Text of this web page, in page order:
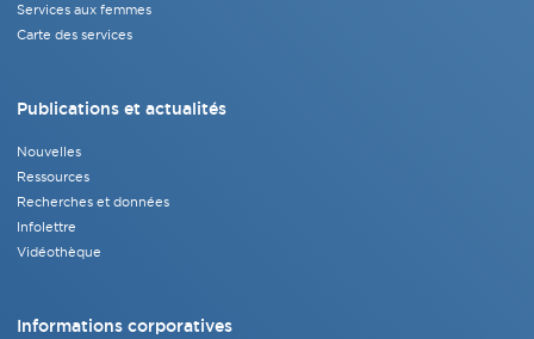
Services aux femmes
Carte des services
Publications et actualités
Nouvelles
Ressources
Recherches et données
Infolettre
Vidéothèque
Informations corporatives